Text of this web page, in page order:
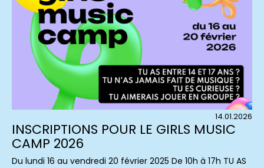
14.01.2026
INSCRIPTIONS POUR LE GIRLS MUSIC
CAMP 2026
Du lundi 16 au vendredi 20 février 2025 De 10h à 17h TU AS